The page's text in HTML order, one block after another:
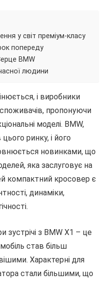
у світ преміум-класу
попереду
BMW
людини
і виробники
пропонуючи
моделі. BMW,
ринку, і його
новинками, що
яка заслуговує на
компактний кросовер є
динаміки,
зустрічі з BMW X1 – це
став більш
Характерні для
стали більшими, що